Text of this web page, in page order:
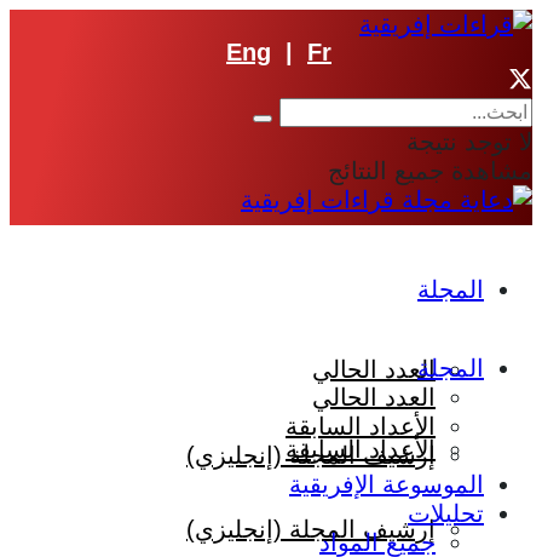
Eng Fr
لا توجد نتيجة
مشاهدة جميع النتائج
المجلة
العدد الحالي
الأعداد السابقة
إرشيف المجلة (إنجليزي)
المجلة
العدد الحالي
الأعداد السابقة
إرشيف المجلة (إنجليزي)
الموسوعة الإفريقية
تحليلات
جميع المواد